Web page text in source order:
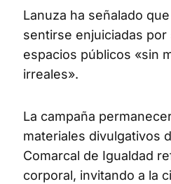
Lanuza ha señalado
sentirse enjuiciadas
espacios públicos «sin
irreales».
La campaña
materiales divulgativos
Comarcal de Igualdad
corporal, invitando a la